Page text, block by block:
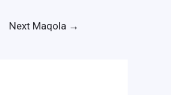
Next Maqola →